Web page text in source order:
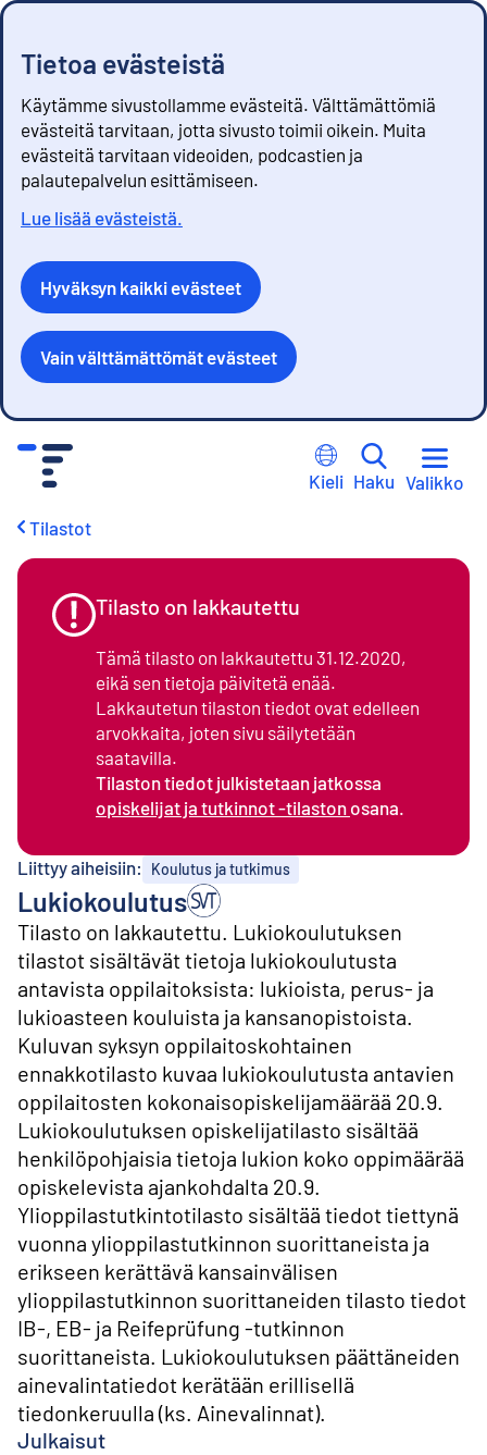
Tietoa evästeistä
Käytämme sivustollamme evästeitä. Välttämättömiä
evästeitä tarvitaan, jotta sivusto toimii oikein. Muita
evästeitä tarvitaan videoiden, podcastien ja
palautepalvelun esittämiseen.
Lue lisää evästeistä.
Hyväksyn kaikki evästeet
Vain välttämättömät evästeet
Kieli Haku Valikko
Tilastot
Tilasto on lakkautettu
Tämä tilasto on lakkautettu 31.12.2020,
eikä sen tietoja päivitetä enää.
Lakkautetun tilaston tiedot ovat edelleen
arvokkaita, joten sivu säilytetään
saatavilla.
Tilaston tiedot julkistetaan jatkossa
opiskelijat ja tutkinnot -tilaston osana.
Liittyy aiheisiin: Koulutus ja tutkimus
Lukiokoulutus
Tilasto on lakkautettu. Lukiokoulutuksen
tilastot sisältävät tietoja lukiokoulutusta
antavista oppilaitoksista: lukioista, perus- ja
lukioasteen kouluista ja kansanopistoista.
Kuluvan syksyn oppilaitoskohtainen
ennakkotilasto kuvaa lukiokoulutusta antavien
oppilaitosten kokonaisopiskelijamäärää 20.9.
Lukiokoulutuksen opiskelijatilasto sisältää
henkilöpohjaisia tietoja lukion koko oppimäärää
opiskelevista ajankohdalta 20.9.
Ylioppilastutkintotilasto sisältää tiedot tiettynä
vuonna ylioppilastutkinnon suorittaneista ja
erikseen kerättävä kansainvälisen
ylioppilastutkinnon suorittaneiden tilasto tiedot
IB-, EB- ja Reifeprüfung -tutkinnon
suorittaneista. Lukiokoulutuksen päättäneiden
ainevalintatiedot kerätään erillisellä
tiedonkeruulla (ks. Ainevalinnat).
Julkaisut